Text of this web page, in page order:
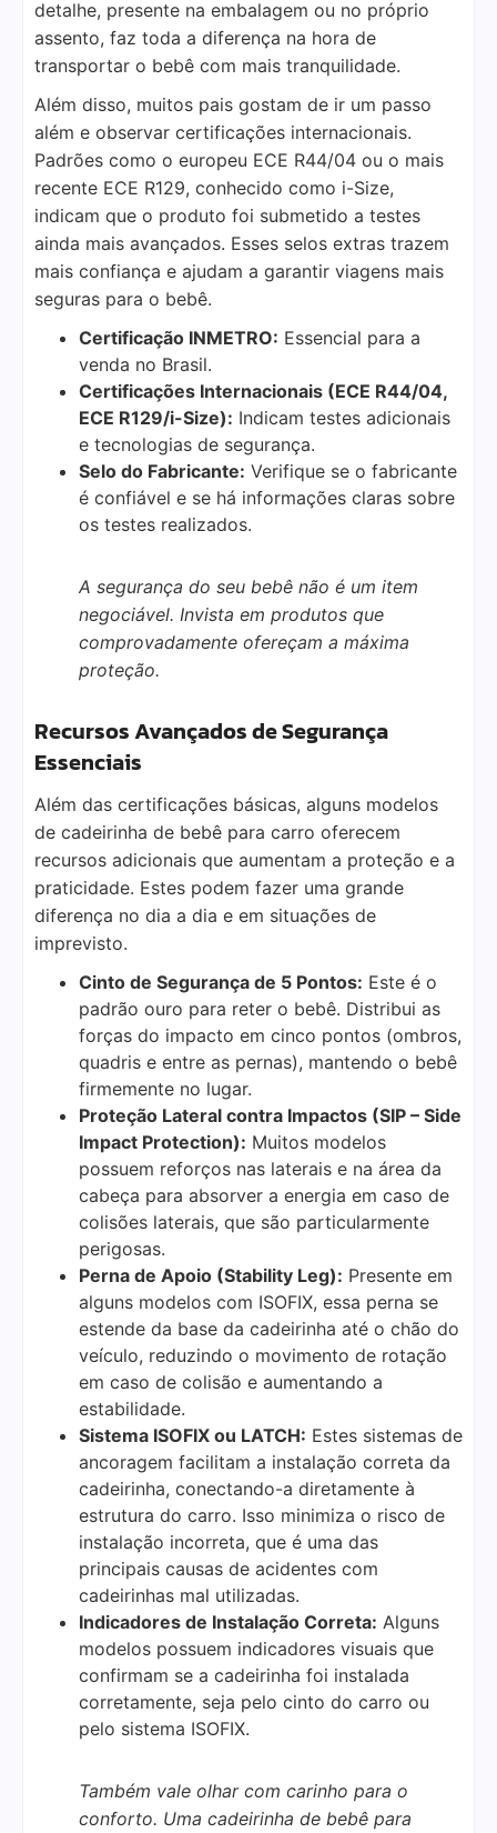
detalhe, presente na embalagem ou no próprio
assento, faz toda a diferença na hora de
transportar o bebê com mais tranquilidade.
Além disso, muitos pais gostam de ir um passo
além e observar certificações internacionais.
Padrões como o europeu ECE R44/04 ou o mais
recente ECE R129, conhecido como i-Size,
indicam que o produto foi submetido a testes
ainda mais avançados. Esses selos extras trazem
mais confiança e ajudam a garantir viagens mais
seguras para o bebê.
Certificação INMETRO: Essencial para a
venda no Brasil.
Certificações Internacionais (ECE R44/04,
ECE R129/i-Size): Indicam testes adicionais
e tecnologias de segurança.
Selo do Fabricante: Verifique se o fabricante
é confiável e se há informações claras sobre
os testes realizados.
A segurança do seu bebê não é um item
negociável. Invista em produtos que
comprovadamente ofereçam a máxima
proteção.
Recursos Avançados de Segurança
Essenciais
Além das certificações básicas, alguns modelos
de cadeirinha de bebê para carro oferecem
recursos adicionais que aumentam a proteção e a
praticidade. Estes podem fazer uma grande
diferença no dia a dia e em situações de
imprevisto.
Cinto de Segurança de 5 Pontos: Este é o
padrão ouro para reter o bebê. Distribui as
forças do impacto em cinco pontos (ombros,
quadris e entre as pernas), mantendo o bebê
firmemente no lugar.
Proteção Lateral contra Impactos (SIP – Side
Impact Protection): Muitos modelos
possuem reforços nas laterais e na área da
cabeça para absorver a energia em caso de
colisões laterais, que são particularmente
perigosas.
Perna de Apoio (Stability Leg): Presente em
alguns modelos com ISOFIX, essa perna se
estende da base da cadeirinha até o chão do
veículo, reduzindo o movimento de rotação
em caso de colisão e aumentando a
estabilidade.
Sistema ISOFIX ou LATCH: Estes sistemas de
ancoragem facilitam a instalação correta da
cadeirinha, conectando-a diretamente à
estrutura do carro. Isso minimiza o risco de
instalação incorreta, que é uma das
principais causas de acidentes com
cadeirinhas mal utilizadas.
Indicadores de Instalação Correta: Alguns
modelos possuem indicadores visuais que
confirmam se a cadeirinha foi instalada
corretamente, seja pelo cinto do carro ou
pelo sistema ISOFIX.
Também vale olhar com carinho para o
conforto. Uma cadeirinha de bebê para